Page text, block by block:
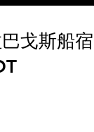
戈斯船宿